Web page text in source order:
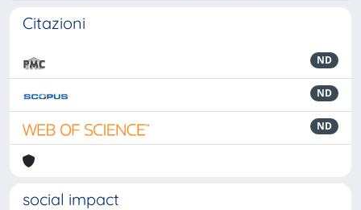
Citazioni
ND
ND
ND
social impact